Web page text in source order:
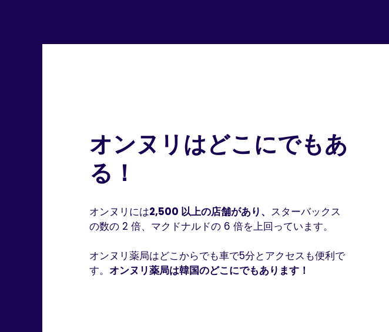
オンヌリはどこにでもあ
る！
オンヌリには2,500 以上の店舗があり、 スターバックス
の数の 2 倍、マクドナルドの 6 倍を上回っています。
オンヌリ薬局はどこからでも車で5分とアクセスも便利で
す。 オンヌリ薬局は韓国のどこにでもあります！